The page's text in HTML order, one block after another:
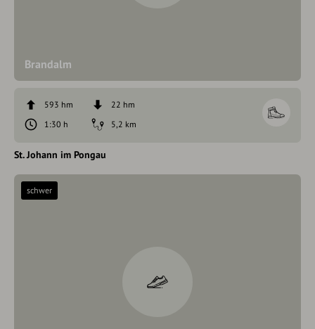
Brandalm
593 hm
22 hm
1:30 h
5,2 km
St. Johann im Pongau
schwer